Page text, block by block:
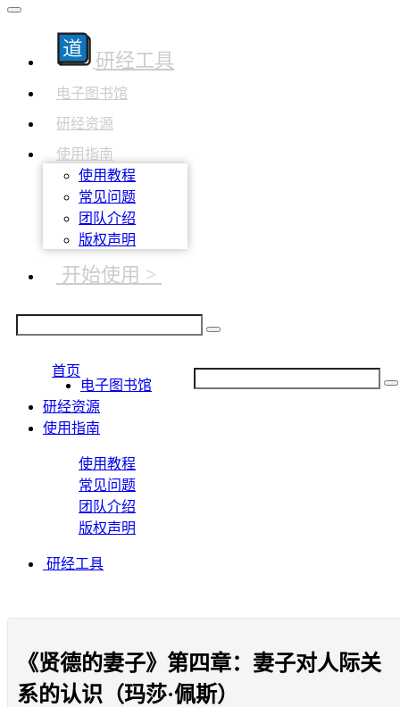
研经工具
电子图书馆
研经资源
使用指南
使用教程
常见问题
团队介绍
版权声明
开始使用 >
首页
电子图书馆
研经资源
使用指南
使用教程
常见问题
团队介绍
版权声明
研经工具
《贤德的妻子》第四章：妻子对人际关
系的认识（玛莎·佩斯）